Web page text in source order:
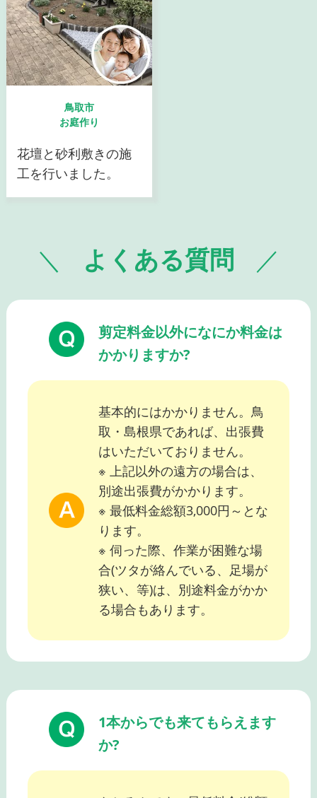
鳥取市
お庭作り
花壇と砂利敷きの施
工を行いました。
よくある質問
剪定料金以外になにか料金は
かかりますか?
基本的にはかかりません。鳥
取・島根県であれば、出張費
はいただいておりません。
※ 上記以外の遠方の場合は、
別途出張費がかかります。
※ 最低料金総額3,000円～とな
ります。
※ 伺った際、作業が困難な場
合(ツタが絡んでいる、足場が
狭い、等)は、別途料金がかか
る場合もあります。
1本からでも来てもらえます
か?